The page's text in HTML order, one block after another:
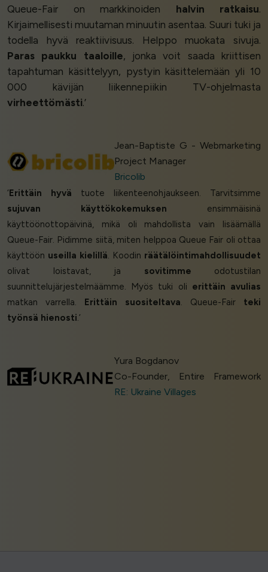
Queue-Fair on markkinoiden halvin ratkaisu.
Kirjaimellisesti muutaman minuutin asentaa. Suuri tuki ja
todella hyvä reaktiivisuus. Helppo muokata sivuja.
Paras paukku taaloille, jonka voit saada kriittisen
tapahtuman käsittelyyn, pystyin käsittelemään yli 10
000 kävijän liikennepiikin TV-ohjelmasta
virheettömästi.’
Jean-Baptiste G - Webmarketing
Project Manager
Bricolib
‘Erittäin hyvä tuote liikenteenohjaukseen. Tarvitsimme
sujuvan käyttökokemuksen ensimmäisinä
käyttöönottopäivinä, mikä oli mahdollista vain lisäämällä
Queue-Fair. Pidimme siitä, miten helppoa Queue Fair oli ottaa
käyttöön useilla kielillä . Koodin räätälöintimahdollisuudet
olivat loistavat, ja sovitimme odotustilan
suunnittelujärjestelmäämme. Myös tuki oli erittäin avulias
matkan varrella. Erittäin suositeltava . Queue-Fair teki
työnsä hienosti .’
Yura Bogdanov
Co-Founder, Entire Framework
RE: Ukraine Villages